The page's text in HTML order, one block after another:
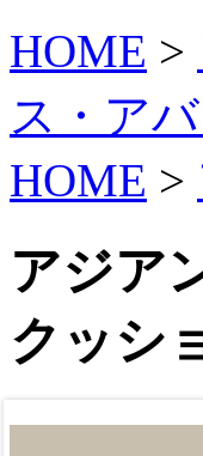
HOME >
ス・ア
HOME >
アジア
クッシ